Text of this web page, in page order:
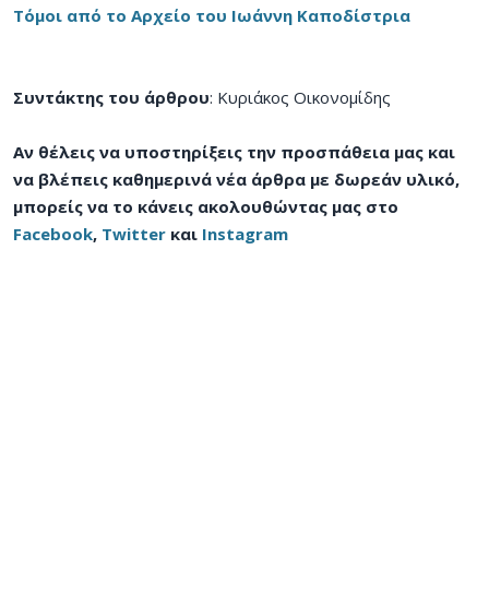
Τόμοι από το Αρχείο του Ιωάννη Καποδίστρια
Συντάκτης του άρθρου: Κυριάκος Οικονομίδης
Αν θέλεις να υποστηρίξεις την προσπάθεια μας και
να βλέπεις καθημερινά νέα άρθρα με δωρεάν υλικό,
μπορείς να το κάνεις ακολουθώντας μας στο
Facebook, Twitter και Instagram